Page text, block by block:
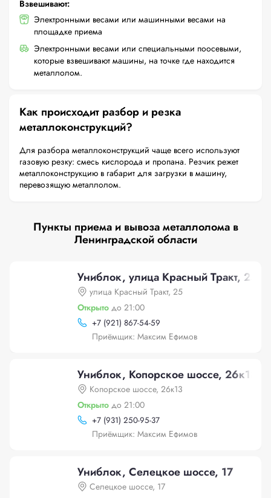
Взвешивают:
Электронными весами или машинными весами на
площадке приема
Электронными весами или специальными поосевыми,
которые взвешивают машины, на точке где находится
металлолом.
Как происходит разбор и резка
металлоконструкций?
Для разбора металлоконструкций чаще всего используют
газовую резку: смесь кислорода и пропана. Резчик режет
металлоконструкцию в габарит для загрузки в машину,
перевозящую металлолом.
Пункты приема и вывоза металлолома в
Ленинградской области
Униблок, улица Красный Тракт, 25
улица Красный Тракт, 25
Открыто до 21:00
+7 (921) 867-54-59
Приёмщик: Максим Ефимов
Униблок, Копорское шоссе, 26к13
Копорское шоссе, 26к13
Открыто до 21:00
+7 (931) 250-95-37
Приёмщик: Максим Ефимов
Униблок, Селецкое шоссе, 17
Селецкое шоссе, 17